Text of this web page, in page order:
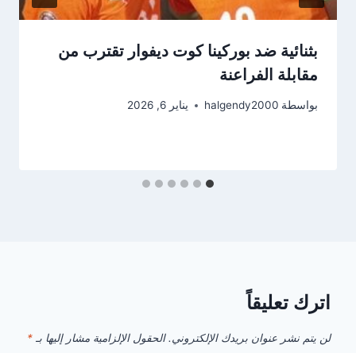
بثنائية ضد بوركينا كوت ديفوار تقترب من
مقابلة الفراعنة
بواسطة halgendy2000 يناير 6, 2026
اترك تعليقاً
لن يتم نشر عنوان بريدك الإلكتروني. الحقول الإلزامية مشار إليها بـ *